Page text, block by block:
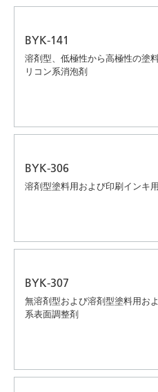
BYK-141
溶剤型、低極性から高極性の塗
リコン系消泡剤
BYK-306
溶剤型塗料用および印刷インキ
BYK-307
無溶剤型および溶剤型塗料用お
系表面調整剤